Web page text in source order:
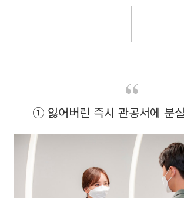
① 잃어버린 즉시 관공서에 분